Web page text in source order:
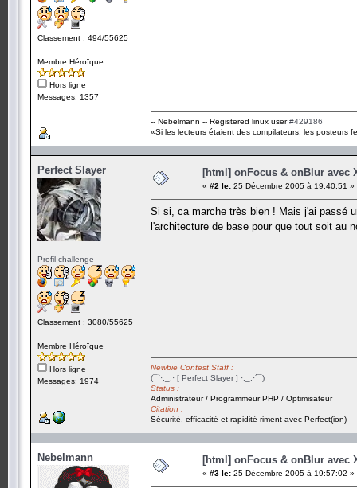
Classement : 494/55625
Membre Héroïque
Hors ligne
Messages: 1357
-- Nebelmann -- Registered linux user#429186
«Si les lecteurs étaient des compilateurs, les posteurs
Perfect Slayer
Profil challenge
Classement : 3080/55625
Membre Héroïque
Hors ligne
Messages: 1974
[html] onFocus & onBlur avec
« #2 le: 25 Décembre 2005 à 19:40:51 »
Si si, ca marche très bien ! Mais j'ai passé
l'architecture de base pour que tout soit au
Newbie Contest Staff :
(¯`·._.· [ Perfect Slayer ] ·._.·´¯)
Status :
Administrateur / Programmeur PHP / Optimisateur
Citation :
Sécurité, efficacité et rapidité riment avec Perfect(ion)
Nebelmann [html] onFocus & onBlur avec
« #3 le: 25 Décembre 2005 à 19:57:02 »